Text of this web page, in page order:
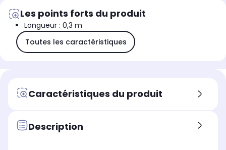
Les points forts du produit
Longueur : 0,3 m
Toutes les caractéristiques
Caractéristiques du produit
Description